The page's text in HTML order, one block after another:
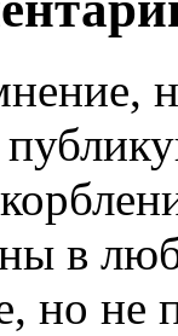
в
но не